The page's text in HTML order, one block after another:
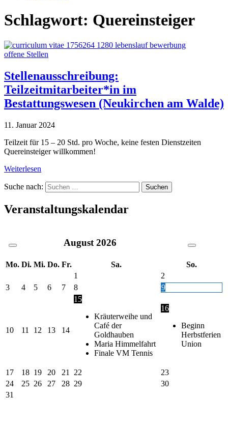
Schlagwort: Quereinsteiger
offene Stellen
Stellenausschreibung:
Teilzeitmitarbeiter*in im
Bestattungswesen (Neukirchen am Walde)
11. Januar 2024
Teilzeit für 15 – 20 Std. pro Woche, keine festen Dienstzeiten
Quereinsteiger willkommen!
Weiterlesen
Suche nach:
Veranstaltungskalendar
August 2026
Mo. Di. Mi. Do. Fr. Sa.
So.
1
2
3
4 5 6 7 8 9
10 11 12 13 14
15
Kräuterweihe und
Café der
Goldhauben
Maria Himmelfahrt
Finale VM Tennis
16
Beginn
Herbstferien
Union
17 18 19 20 21 22
23
24
25 26 27 28 29
30
31